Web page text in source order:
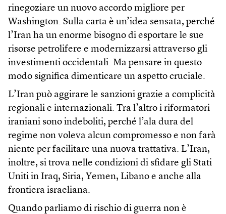
rinegoziare un nuovo accordo migliore per
Washington. Sulla carta è un’idea sensata, perché
l’Iran ha un enorme bisogno di esportare le sue
risorse petrolifere e modernizzarsi attraverso gli
investimenti occidentali. Ma pensare in questo
modo significa dimenticare un aspetto cruciale.
L’Iran può aggirare le sanzioni grazie a complicità
regionali e internazionali. Tra l’altro i riformatori
iraniani sono indeboliti, perché l’ala dura del
regime non voleva alcun compromesso e non farà
niente per facilitare una nuova trattativa. L’Iran,
inoltre, si trova nelle condizioni di sfidare gli Stati
Uniti in Iraq, Siria, Yemen, Libano e anche alla
frontiera israeliana.
Quando parliamo di rischio di guerra non è